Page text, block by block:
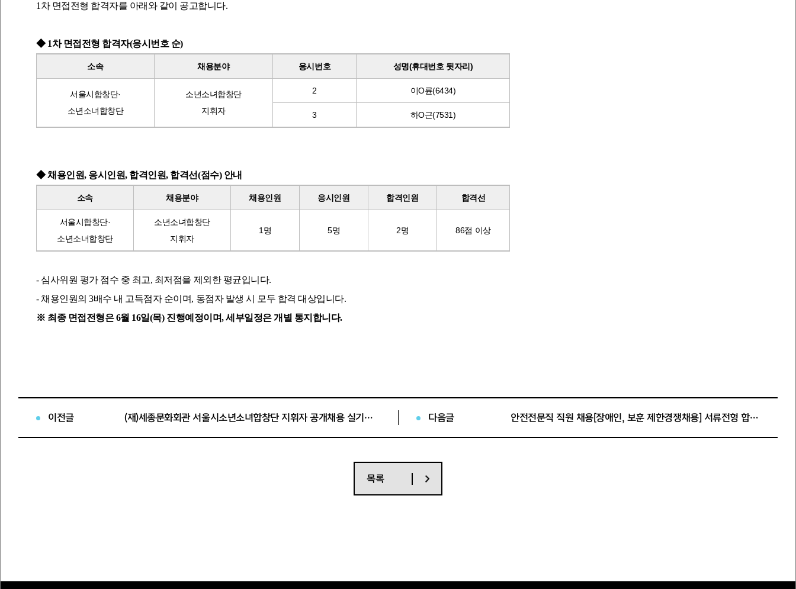
1차 면접전형 합격자를 아래와 같이 공고합니다.
◆ 1차 면접전형 합격자(응시번호 순)
소속 채용분야 응시번호 성명(휴대번호 뒷자리 )
서울시합창단·
소년소녀합창단
소년소녀합창단
지휘자
2 이O륜(6434)
3 하O근(7531)
◆ 채용인원, 응시인원, 합격인원, 합격선(점수) 안내
소속 채용분야 채용인원 응시인원 합격인원 합격선
서울시합창단·
소년소녀합창단
소년소녀합창단
지휘자
1 명 5명 2명 86점 이상
- 심사위원 평가 점수 중 최고, 최저점을 제외한 평균입니다.
- 채용인원의3배수 내 고득점자 순이며, 동점자 발생 시 모두 합격 대상입니다.
※ 최종 면접전형은6월 16일(목) 진행예정이며,세부일정은 개별 통지합니다.
이전글 (재)세종문화회관 서울시소년소녀합창단 지휘자 공개채용 실기전형 합격자 공고 다음글 안전전문직 직원 채용[장애인, 보훈 제한경쟁채용] 서류전형 합격자 공고
목록